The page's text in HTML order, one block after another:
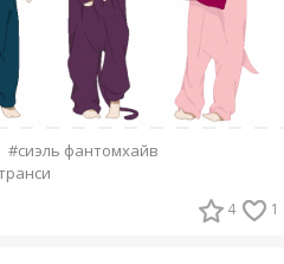
#сиэль фантомхайв
4 1